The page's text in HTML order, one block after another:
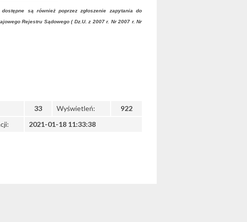
są również poprzez zgłoszenie zapytania do
Rejestru Sądowego ( Dz.U. z 2007 r. Nr 2007 r. Nr
33 Wyświetleń:
922
2021-01-18 11:33:38